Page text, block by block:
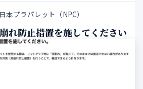
日本プラパレット（NPC）
れ防止措置を施してください